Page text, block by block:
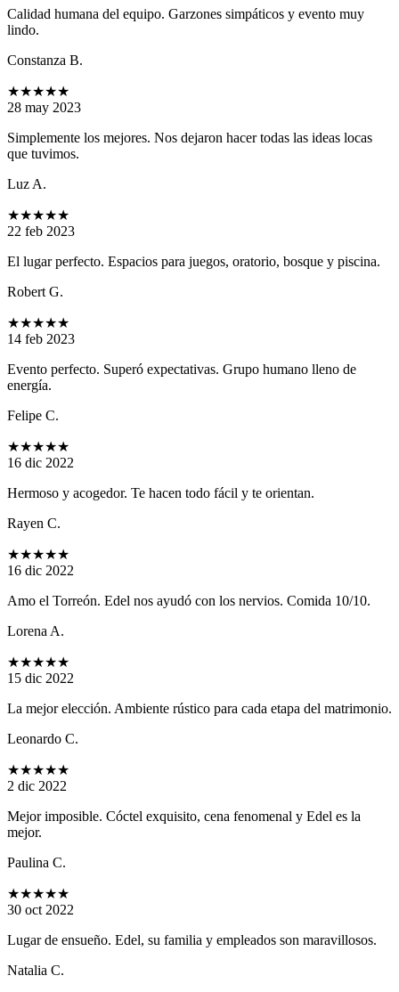
Calidad humana del equipo. Garzones simpáticos y evento muy
lindo.
Constanza B.
★★★★★
28 may 2023
Simplemente los mejores. Nos dejaron hacer todas las ideas locas
que tuvimos.
Luz A.
★★★★★
22 feb 2023
El lugar perfecto. Espacios para juegos, oratorio, bosque y piscina.
Robert G.
★★★★★
14 feb 2023
Evento perfecto. Superó expectativas. Grupo humano lleno de
energía.
Felipe C.
★★★★★
16 dic 2022
Hermoso y acogedor. Te hacen todo fácil y te orientan.
Rayen C.
★★★★★
16 dic 2022
Amo el Torreón. Edel nos ayudó con los nervios. Comida 10/10.
Lorena A.
★★★★★
15 dic 2022
La mejor elección. Ambiente rústico para cada etapa del matrimonio.
Leonardo C.
★★★★★
2 dic 2022
Mejor imposible. Cóctel exquisito, cena fenomenal y Edel es la
mejor.
Paulina C.
★★★★★
30 oct 2022
Lugar de ensueño. Edel, su familia y empleados son maravillosos.
Natalia C.